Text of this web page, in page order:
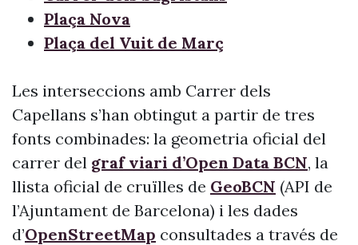
Plaça Nova
Plaça del Vuit de Març
Les interseccions amb Carrer dels
Capellans s’han obtingut a partir de tres
fonts combinades: la geometria oficial del
carrer del graf viari d’Open Data BCN, la
llista oficial de cruïlles de GeoBCN (API de
l’Ajuntament de Barcelona) i les dades
d’OpenStreetMap consultades a través de